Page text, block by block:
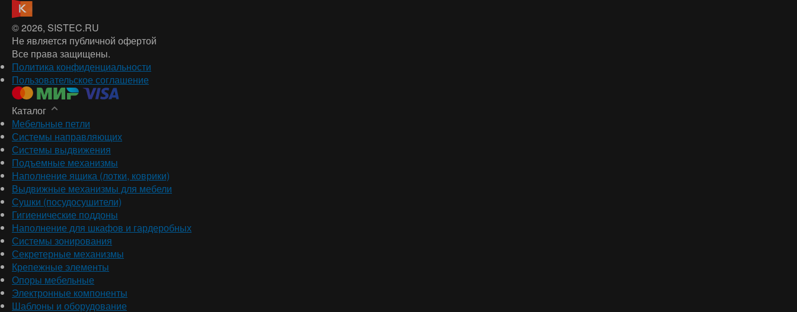
© 2026, SISTEC.RU
Не является публичной офертой
Все права защищены.
Политика конфиденциальности
Пользовательское соглашение
Каталог
Мебельные петли
Системы направляющих
Системы выдвижения
Подъемные механизмы
Наполнение ящика (лотки, коврики)
Выдвижные механизмы для мебели
Сушки (посудосушители)
Гигиенические поддоны
Наполнение для шкафов и гардеробных
Системы зонирования
Секретерные механизмы
Крепежные элементы
Опоры мебельные
Электронные компоненты
Шаблоны и оборудование